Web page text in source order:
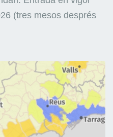
(tres mesos després